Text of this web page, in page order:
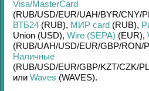
Visa/MasterCard
(RUB/USD/EUR/UAH/BYR/CNY/
ВТБ24 (RUB), МИР card (RUB),
Union (USD), Wire (SEPA) (EUR),
(RUB/UAH/USD/EUR/GBP/RON/
Наличные
(RUB/USD/EUR/GBP/KZT/CZK/
или Waves (WAVES).